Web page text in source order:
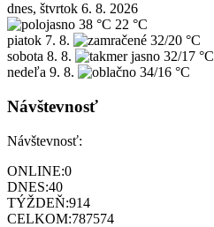
dnes, štvrtok 6. 8. 2026
38 °C 22 °C
piatok 7. 8.
32/20 °C
sobota 8. 8.
32/17 °C
nedeľa 9. 8. 34/16 °C
Návštevnosť
Návštevnosť:
ONLINE:0
DNES:40
TÝŽDEŇ:914
CELKOM:787574